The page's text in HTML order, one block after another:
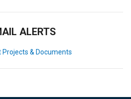
ALERTS
Projects & Documents